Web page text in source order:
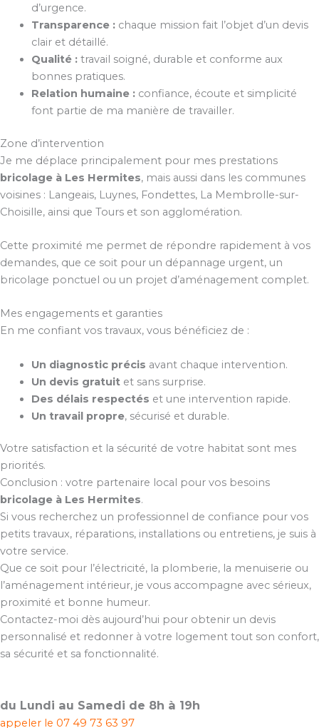
d’urgence.
Transparence :chaque mission fait l’objet d’un devis
clair et détaillé.
Qualité :travail soigné, durable et conforme aux
bonnes pratiques.
Relation humaine :confiance, écoute et simplicité
font partie de ma manière de travailler.
Zone d’intervention
Je me déplace principalement pour mes prestations
bricolage à Les Hermites, mais aussi dans les communes
voisines : Langeais, Luynes, Fondettes, La Membrolle-sur-
Choisille, ainsi que Tours et son agglomération.
Cette proximité me permet de répondre rapidement à vos
demandes, que ce soit pour un dépannage urgent, un
bricolage ponctuel ou un projet d’aménagement complet.
Mes engagements et garanties
En me confiant vos travaux, vous bénéficiez de :
Un diagnostic précis avant chaque intervention.
Un devis gratuitet sans surprise.
Des délais respectés et une intervention rapide.
Un travail propre, sécurisé et durable.
Votre satisfaction et la sécurité de votre habitat sont mes
priorités.
Conclusion : votre partenaire local pour vos besoins
bricolage à Les Hermites.
Si vous recherchez un professionnel de confiance pour vos
petits travaux, réparations, installations ou entretiens, je suis à
votre service.
Que ce soit pour l’électricité, la plomberie, la menuiserie ou
l’aménagement intérieur, je vous accompagne avec sérieux,
proximité et bonne humeur.
Contactez-moi dès aujourd’hui pour obtenir un devis
personnalisé et redonner à votre logement tout son confort,
sa sécurité et sa fonctionnalité.
du Lundi au Samedi de 8h à 19h
appeler le 07 49 73 63 97